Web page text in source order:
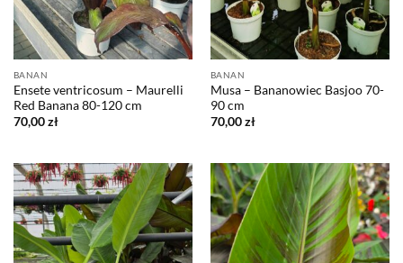
BANAN
Ensete ventricosum – Maurelli
Red Banana 80-120 cm
70,00zł
BANAN
Musa – Bananowiec Basjoo 70-
90 cm
70,00zł